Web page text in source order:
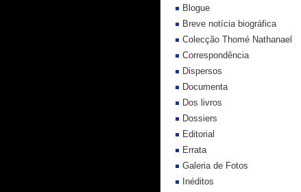
Blogue
Breve notícia biográfica
Colecção Thomé Nathanael
Correspondência
Dispersos
Documenta
Dos livros
Dossiers
Editorial
Errata
Galeria de Fotos
Inéditos